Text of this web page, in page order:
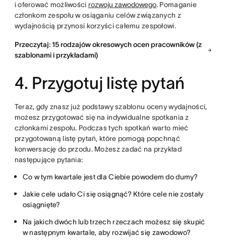
i oferować możliwości rozwoju zawodowego. Pomaganie
członkom zespołu w osiąganiu celów związanych z
wydajnością przynosi korzyści całemu zespołowi.
Przeczytaj: 15 rodzajów okresowych ocen pracowników (z
szablonami i przykładami)
4. Przygotuj listę pytań
Teraz, gdy znasz już podstawy szablonu oceny wydajności,
możesz przygotować się na indywidualne spotkania z
członkami zespołu. Podczas tych spotkań warto mieć
przygotowaną listę pytań, które pomogą popchnąć
konwersację do przodu. Możesz zadać na przykład
następujące pytania:
Co w tym kwartale jest dla Ciebie powodem do dumy?
Jakie cele udało Ci się osiągnąć? Które cele nie zostały
osiągnięte?
Na jakich dwóch lub trzech rzeczach możesz się skupić
w następnym kwartale, aby rozwijać się zawodowo?